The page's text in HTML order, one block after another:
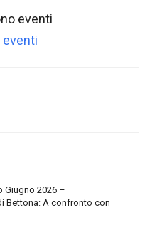
eventi
Giugno 2026 –
Bettona: A confronto con